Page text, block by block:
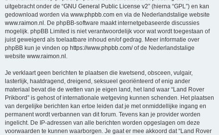
uitgebracht onder de “GNU General Public License v2” (hierna “GPL”) en kan
gedownload worden via www.phpbb.com en via de Nederlandstalige website
www.raimon.nl . De phpBB-software maakt internetgebaseerde discussies
mogelijk. phpBB Limited is niet verantwoordelijk voor wat wordt toegestaan of
juist geweigerd als toelaatbare inhoud en/of gedrag. Meer informatie over
phpBB kun je vinden op https://www.phpbb.com/of de Nederlandstalige
website www.raimon.nl .
Je verklaart geen berichten te plaatsen die kwetsend, obsceen, vulgair,
lasterlijk, haatdragend, dreigend, seksueel georiënteerd of enig ander
materiaal bevat die de wetten van je eigen land, het land waar “Land Rover
Prikbord” is gehost of internationale wetgeving kunnen schenden. Het plaatsen
van dergelijke berichten kan ertoe leiden dat je met onmiddellijke ingang en
permanent wordt verbannen van dit forum. Tevens kan je provider worden
ingelicht. De IP-adressen van alle berichten worden opgeslagen om deze
voorwaarden te kunnen waarborgen. Je gaat er mee akkoord dat “Land Rover